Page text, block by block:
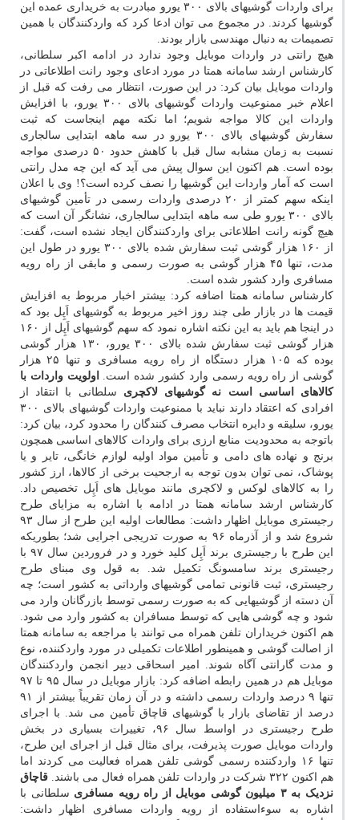
برای واردات گوشیهای بالای ۳۰۰ یورو مبادرت به خریداری عمده این
گوشیها کردند. در مجموع می توان ادعا کرد که واردکنندگان با همین
تصمیمات به دنبال مهندسی بازار بودند.
هیچ رانتی در واردات موبایل وجود ندارد در ادامه اکبر سلطانی،
کارشناس ارشد سامانه همتا در مورد ادعای وجود رانت اطلاعاتی در
واردات موبایل بیان کرد: در این صورت، انتظار می رفت که قبل از
اعلام خبر ممنوعیت واردات گوشیهای بالای ۳۰۰ یورو، با افزایش
واردات این کالا مواجه شویم؛ اما نکته مهم اینجاست که ثبت
سفارش گوشیهای بالای ۳۰۰ یورو در سه ماهه ابتدایی سالجاری
نسبت به زمان مشابه سال قبل با کاهش حدود ۵۰ درصدی مواجه
بوده است. هم اکنون این سوال پیش می آید که این چه مدل رانتی
است که آمار واردات این گوشیها را نصف کرده است؟! وی با اعلان
اینکه سهم کمتر از ۲۰ درصدی واردات رسمی در تأمین گوشیهای
بالای ۳۰۰ یورو طی سه ماهه ابتدایی سالجاری، نشانگر آن است که
هیچ گونه رانت اطلاعاتی برای واردکنندگان ایجاد نشده است، گفت:
از ۱۶۰ هزار گوشی ثبت سفارش شده بالای ۳۰۰ یورو در طول این
مدت، تنها ۴۵ هزار گوشی به صورت رسمی و مابقی از راه رویه
مسافری وارد کشور شده است.
کارشناس سامانه همتا اضافه کرد: بیشتر اخبار مربوط به افزایش
قیمت ‎ها در بازار طی چند روز اخیر مربوط به گوشیهای اَپِل بود که
در اینجا هم باید به این نکته اشاره نمود که سهم گوشیهای اَپِل از ۱۶۰
هزار گوشی ثبت سفارش شده بالای ۳۰۰ یورو، ۱۳۰ هزار گوشی
بوده که ۱۰۵ هزار دستگاه از راه رویه مسافری و تنها ۲۵ هزار
گوشی از راه رویه رسمی وارد کشور شده است. اولویت واردات با
کالاهای اساسی است نه گوشیهای لاکچری سلطانی با انتقاد از
افرادی که اعتقاد دارند نباید با ممنوعیت واردات گوشیهای بالای ۳۰۰
یورو، سلیقه و دایره انتخاب مصرف کنندگان را محدود کرد، بیان کرد:
باتوجه به محدودیت منابع ارزی برای واردات کالاهای اساسی همچون
برنج و نهاده های دامی و تأمین مواد اولیه لوازم خانگی، تایر و یا
پوشاک، نمی توان بدون توجه به ارجحیت برخی از کالاها، ارز کشور
را به کالاهای لوکس و لاکچری مانند موبایل های اَپِل تخصیص داد.
کارشناس ارشد سامانه همتا در ادامه با اشاره به مزایای طرح
رجیستری موبایل اظهار داشت: مطالعات اولیه این طرح از سال ۹۳
شروع شد و از آذرماه ۹۶ به صورت تدریجی اجرایی شد؛ بطوریکه
این طرح با رجیستری برند اَپِل کلید خورد و در فروردین سال ۹۷ با
رجیستری برند سامسونگ تکمیل شد. به قول وی مبنای طرح
رجیستری، ثبت قانونی تمامی گوشیهای وارداتی به کشور است؛ چه
آن دسته از گوشیهایی که به صورت رسمی توسط بازرگانان وارد می
شود و چه گوشی ‎هایی که توسط مسافران به کشور وارد می شود.
هم اکنون خریداران تلفن همراه می ‎توانند با مراجعه به سامانه همتا
از اصالت گوشی و همینطور اطلاعات تکمیلی در مورد واردکننده، نوع
و مدت گارانتی آگاه شوند. امیر اسحاقی دبیر انجمن واردکنندگان
موبایل هم در همین رابطه اضافه کرد: بازار موبایل در سال ۹۵ تا ۹۷
تنها ۹ درصد واردات رسمی داشته و در آن زمان تقریباً بیشتر از ۹۱
درصد از تقاضای بازار با گوشیهای قاچاق تأمین می شد. با اجرای
طرح رجیستری در اواسط سال ۹۶، تغییرات بسیاری در بخش
واردات موبایل صورت پذیرفت، برای مثال قبل از اجرای این طرح،
تنها ۱۶ واردکننده رسمی گوشی تلفن همراه فعالیت می کردند اما
هم اکنون ۳۲۲ شرکت در واردات تلفن همراه فعال می باشند.
قاچاق
نزدیک به ۳ میلیون گوشی موبایل از راه رویه مسافری
سلطانی با
اشاره به سوءاستفاده از رویه واردات مسافری اظهار داشت: